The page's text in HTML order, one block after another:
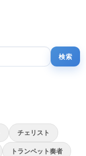
チェリスト
トランペット奏者